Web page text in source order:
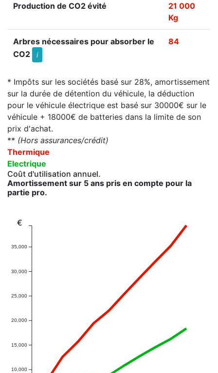
Production de CO2 évité
21 000
Kg
Arbres nécessaires pour absorber le
CO2
i
84
* Impôts sur les sociétés basé sur 28%, amortissement
sur la durée de détention du véhicule, la déduction
pour le véhicule électrique est basé sur 30000€ sur le
véhicule + 18000€ de batteries dans la limite de son
prix d'achat.
** (Hors assurances/crédit)
Thermique
Electrique
Coût d'utilisation annuel.
Amortissement sur 5 ans pris en compte pour la
partie pro.
10,000
15,000
20,000
25,000
30,000
35,000
€